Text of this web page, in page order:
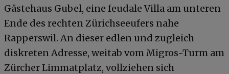
Gästehaus Gubel, eine feudale Villa am unteren
Ende des rechten Zürichseeufers nahe
Rapperswil. An dieser edlen und zugleich
diskreten Adresse, weitab vom Migros-Turm am
Zürcher Limmatplatz, vollziehen sich